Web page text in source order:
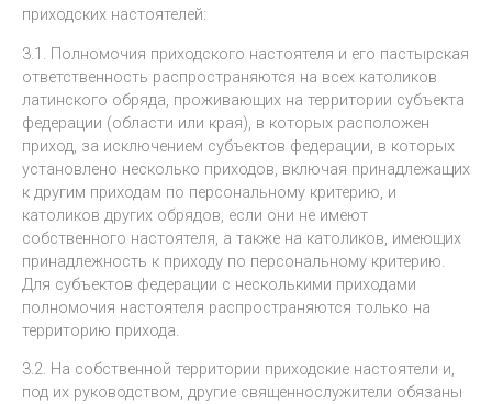
приходских настоятелей:
3.1. Полномочия приходского настоятеля и его пастырская
ответственность распространяются на всех католиков
латинского обряда, проживающих на территории субъекта
федерации (области или края), в которых расположен
приход, за исключением субъектов федерации, в которых
установлено несколько приходов, включая принадлежащих
к другим приходам по персональному критерию, и
католиков других обрядов, если они не имеют
собственного настоятеля, а также на католиков, имеющих
принадлежность к приходу по персональному критерию.
Для субъектов федерации с несколькими приходами
полномочия настоятеля распространяются только на
территорию прихода.
3.2. На собственной территории приходские настоятели и,
под их руководством, другие священнослужители обязаны